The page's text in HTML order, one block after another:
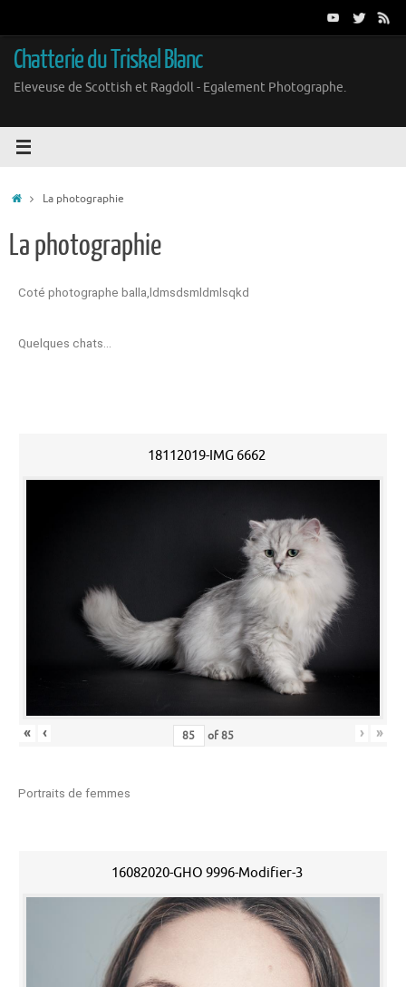
Chatterie du Triskel Blanc
Eleveuse de Scottish et Ragdoll - Egalement Photographe.
La photographie
La photographie
Coté photographe balla,ldmsdsmldmlsqkd
Quelques chats…
18112019-IMG 6662
« ‹ of85 › »
Portraits de femmes
16082020-GHO 9996-Modifier-3